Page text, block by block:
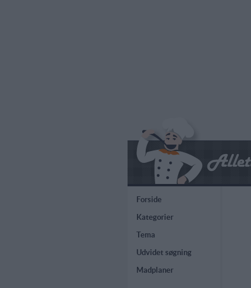
Forside
Kategorier
Tema
Udvidet søgning
Madplaner